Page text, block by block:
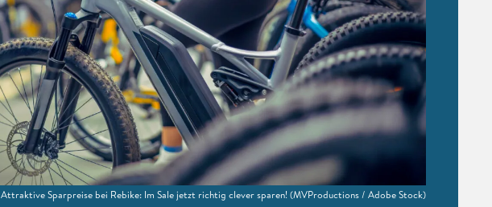
Attraktive Sparpreise bei Rebike: Im Sale jetzt richtig clever sparen!(MVProductions / Adobe Stock)